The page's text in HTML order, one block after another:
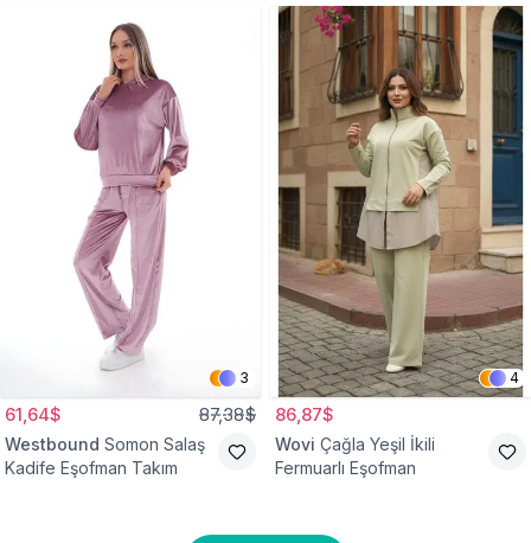
3
61,64$ 87,38$
Westbound Somon Salaş
Kadife Eşofman Takım
4
86,87$
Wovi Çağla Yeşil İkili
Fermuarlı Eşofman